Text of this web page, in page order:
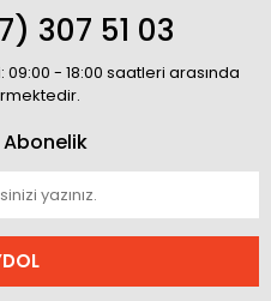
307 51 03
- 18:00 saatleri arasında